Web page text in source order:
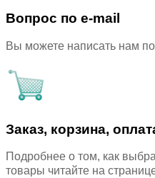
Вопрос по e-mail
Вы можете написать нам
Заказ, корзина,
Подробнее о том, как
товары читайте на